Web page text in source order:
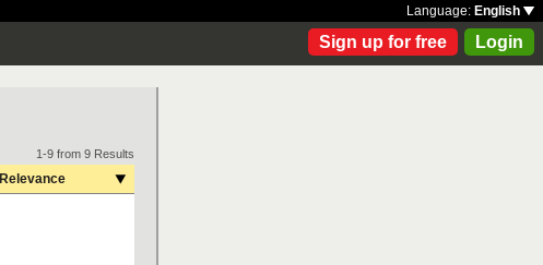
Language: English
Sign up for free Login
1-9 from 9 Results
Relevance